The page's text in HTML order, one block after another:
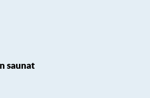
saunat